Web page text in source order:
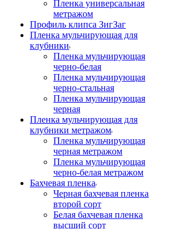
Пленка универсальная
метражом
Профиль клипса ЗигЗаг
Пленка мульчирующая для
клубники
Пленка мульчирующая
черно-белая
Пленка мульчирующая
черно-стальная
Пленка мульчирующая
черная
Пленка мульчирующая для
клубники метражом
Пленка мульчирующая
черная метражом
Пленка мульчирующая
черно-белая метражом
Бахчевая пленка
Черная бахчевая пленка
второй сорт
Белая бахчевая пленка
высший сорт